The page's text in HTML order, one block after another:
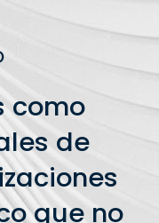
como
de
que no